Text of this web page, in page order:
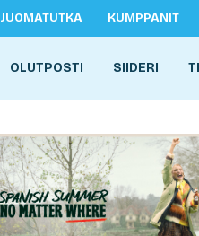
JUOMATUTKA KUMPPANIT
OLUTPOSTI SIIDERI